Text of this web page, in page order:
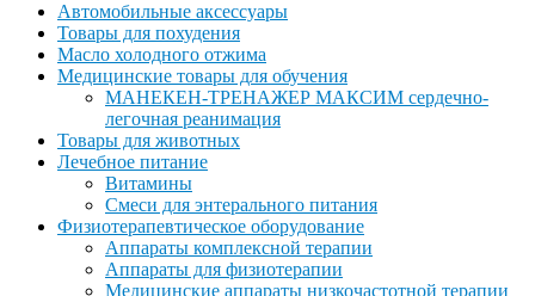
Автомобильные аксессуары
Товары для похудения
Масло холодного отжима
Медицинские товары для обучения
МАНЕКЕН-ТРЕНАЖЕР МАКСИМ сердечно-
легочная реанимация
Товары для животных
Лечебное питание
Витамины
Смеси для энтерального питания
Физиотерапевтическое оборудование
Аппараты комплексной терапии
Аппараты для физиотерапии
Медицинские аппараты низкочастотной терапии